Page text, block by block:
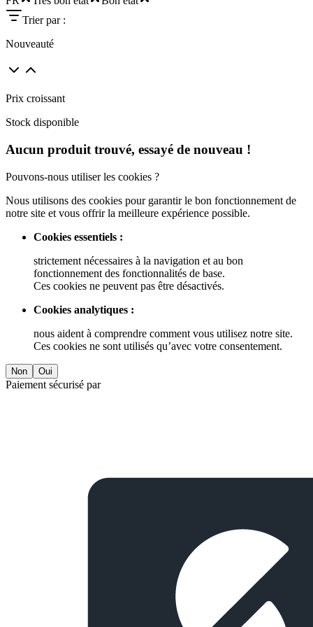
Trier par :
Nouveauté
Prix croissant
Stock disponible
Aucun produit trouvé, essayé de nouveau !
Pouvons-nous utiliser les cookies ?
Nous utilisons des cookies pour garantir le bon fonctionnement de
notre site et vous offrir la meilleure expérience possible.
Cookies essentiels :
strictement nécessaires à la navigation et au bon
fonctionnement des fonctionnalités de base.
Ces cookies ne peuvent pas être désactivés.
Cookies analytiques :
nous aident à comprendre comment vous utilisez notre site.
Ces cookies ne sont utilisés qu’avec votre consentement.
Non Oui
Paiement sécurisé par